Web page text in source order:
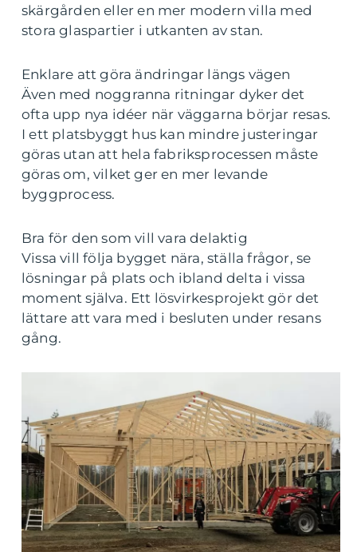
skärgården eller en mer modern villa med
stora glaspartier i utkanten av stan.
Enklare att göra ändringar längs vägen
Även med noggranna ritningar dyker det
ofta upp nya idéer när väggarna börjar resas.
I ett platsbyggt hus kan mindre justeringar
göras utan att hela fabriksprocessen måste
göras om, vilket ger en mer levande
byggprocess.
Bra för den som vill vara delaktig
Vissa vill följa bygget nära, ställa frågor, se
lösningar på plats och ibland delta i vissa
moment själva. Ett lösvirkesprojekt gör det
lättare att vara med i besluten under resans
gång.